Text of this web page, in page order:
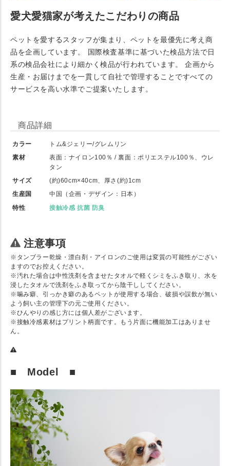
愛犬愛猫家が考えたこだわりの商品
ペットを愛するスタッフが集まり、ペットを最優先に考え商
品を企画しています。 国際検査基準に基づいた検品方法で日
系の検品会社により細かく検品が行われています。 企画から
生産・お届けまでを一貫して自社で管理することですべての
サービスを高い水準でご提案いたします。
商品詳細
カラー
トム&ジェリー/グレムリン
素材
表面：ナイロン100％ / 裏面：ポリエステル100％、ウレ
タン
サイズ
(約)60cm×40cm、厚さ(約)1cm
生産国
中国（企画・デザイン：日本）
特性
接触冷感 抗菌 防臭
注意事項
※タンブラー乾燥・漂白剤・アイロンのご使用は変質の可能性がござい
ますのでお控えください。
※汚れた場合は中性洗剤を含ませたタオルで軽くシミをふき取り、水を
浸したタオルで洗剤をふき取ってから陰干ししてください。
※噛み癖、引っかき癖のあるペットが使用する場合、破損や誤飲が無い
よう飼い主の管理下の元ご使用ください。
※ひんやりの感じ方には個人差がございます。
※接触冷感素材はプリント柄面です。もう片面に機能加工はありませ
ん。
■ Model ■